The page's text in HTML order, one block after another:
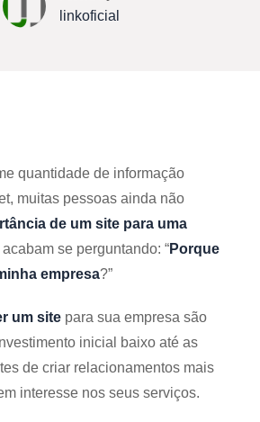
linkoficial
quantidade de informação
muitas pessoas ainda não
de um site para uma
se perguntando: “Porque
empresa?”
um site para sua empresa são
inicial baixo até as
de criar relacionamentos mais
interesse nos seus serviços.